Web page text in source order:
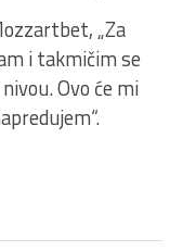
„Za
i takmičim se
Ovo će mi